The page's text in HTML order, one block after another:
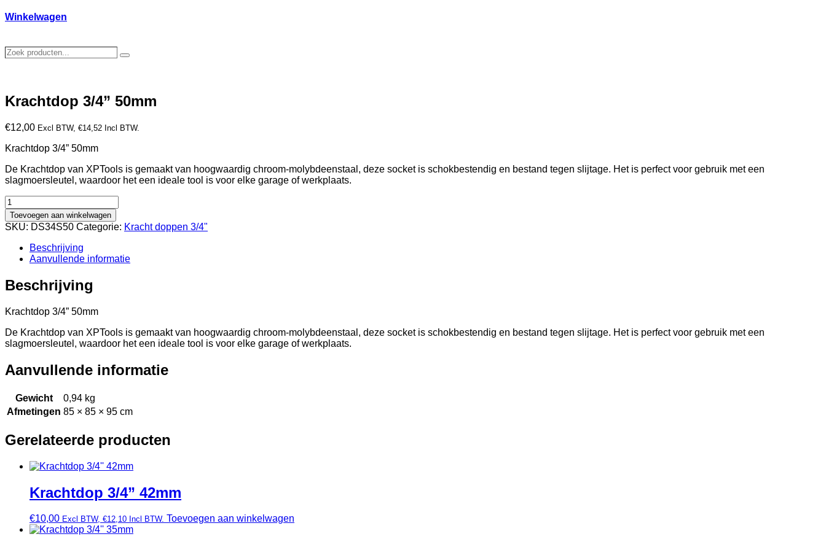
Winkelwagen
Zoek
Zoeken
Krachtdop 3/4” 50mm
€12,00 Excl BTW, €14,52 Incl BTW.
Krachtdop 3/4” 50mm
De Krachtdop van XPTools is gemaakt van hoogwaardig chroom-molybdeenstaal, deze socket is schokbestendig en bestand tegen slijtage. Het is perfect voor gebruik met een
slagmoersleutel, waardoor het een ideale tool is voor elke garage of werkplaats.
Krachtdop
3/4''
50mm
aantal
Toevoegen aan winkelwagen
SKU: DS34S50 Categorie: Kracht doppen 3/4"
Beschrijving
Aanvullende informatie
Beschrijving
Krachtdop 3/4” 50mm
De Krachtdop van XPTools is gemaakt van hoogwaardig chroom-molybdeenstaal, deze socket is schokbestendig en bestand tegen slijtage. Het is perfect voor gebruik met een
slagmoersleutel, waardoor het een ideale tool is voor elke garage of werkplaats.
Aanvullende informatie
Gewicht
0,94 kg
Afmetingen 85 × 85 × 95 cm
Gerelateerde producten
Krachtdop 3/4” 42mm
€10,00 Excl BTW, €12,10 Incl BTW. Toevoegen aan winkelwagen